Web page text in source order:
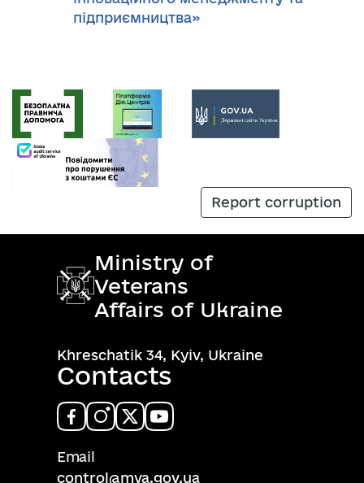
підприємництва»
Report corruption
Ministry of
Veterans
Affairs of Ukraine
Khreschatik 34, Kyiv, Ukraine
Contacts
Email
control@mva.gov.ua